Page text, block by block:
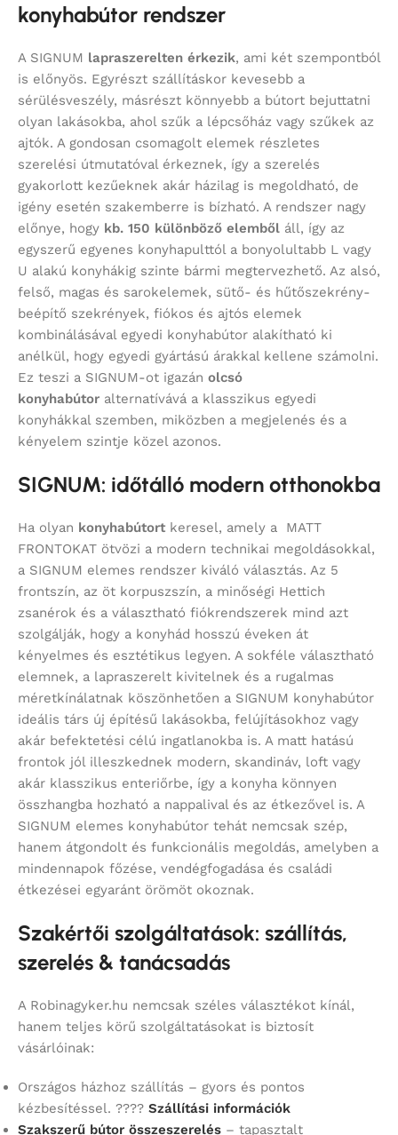
konyhabútor rendszer
A SIGNUM lapraszerelten érkezik, ami két szempontból
is előnyös. Egyrészt szállításkor kevesebb a
sérülésveszély, másrészt könnyebb a bútort bejuttatni
olyan lakásokba, ahol szűk a lépcsőház vagy szűkek az
ajtók. A gondosan csomagolt elemek részletes
szerelési útmutatóval érkeznek, így a szerelés
gyakorlott kezűeknek akár házilag is megoldható, de
igény esetén szakemberre is bízható. A rendszer nagy
előnye, hogy kb. 150 különböző elemből áll, így az
egyszerű egyenes konyhapulttól a bonyolultabb L vagy
U alakú konyhákig szinte bármi megtervezhető. Az alsó,
felső, magas és sarokelemek, sütő- és hűtőszekrény-
beépítő szekrények, fiókos és ajtós elemek
kombinálásával egyedi konyhabútor alakítható ki
anélkül, hogy egyedi gyártású árakkal kellene számolni.
Ez teszi a SIGNUM-ot igazán olcsó
konyhabútor alternatívává a klasszikus egyedi
konyhákkal szemben, miközben a megjelenés és a
kényelem szintje közel azonos.
SIGNUM: időtálló modern otthonokba
Ha olyan konyhabútort keresel, amely a MATT
FRONTOKAT ötvözi a modern technikai megoldásokkal,
a SIGNUM elemes rendszer kiváló választás. Az 5
frontszín, az öt korpuszszín, a minőségi Hettich
zsanérok és a választható fiókrendszerek mind azt
szolgálják, hogy a konyhád hosszú éveken át
kényelmes és esztétikus legyen. A sokféle választható
elemnek, a lapraszerelt kivitelnek és a rugalmas
méretkínálatnak köszönhetően a SIGNUM konyhabútor
ideális társ új építésű lakásokba, felújításokhoz vagy
akár befektetési célú ingatlanokba is. A matt hatású
frontok jól illeszkednek modern, skandináv, loft vagy
akár klasszikus enteriőrbe, így a konyha könnyen
összhangba hozható a nappalival és az étkezővel is. A
SIGNUM elemes konyhabútor tehát nemcsak szép,
hanem átgondolt és funkcionális megoldás, amelyben a
mindennapok főzése, vendégfogadása és családi
étkezései egyaránt örömöt okoznak.
Szakértői szolgáltatások: szállítás,
szerelés & tanácsadás
A Robinagyker.hu nemcsak széles választékot kínál,
hanem teljes körű szolgáltatásokat is biztosít
vásárlóinak:
Országos házhoz szállítás – gyors és pontos
kézbesítéssel. ???? Szállítási információk
Szakszerű bútor összeszerelés – tapasztalt